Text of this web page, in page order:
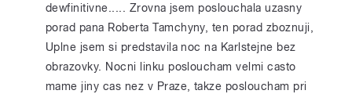
dewfinitivne..... Zrovna jsem poslouchala uzasny
porad pana Roberta Tamchyny, ten porad zboznuji,
Uplne jsem si predstavila noc na Karlstejne bez
obrazovky. Nocni linku posloucham velmi casto
mame jiny cas nez v Praze, takze posloucham pri